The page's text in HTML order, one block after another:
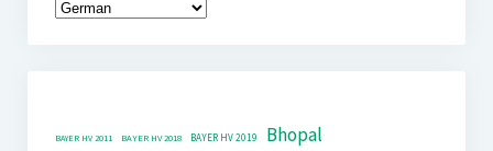
BAYER HV 2011 BAYER HV 2018 BAYER HV 2019 Bhopal